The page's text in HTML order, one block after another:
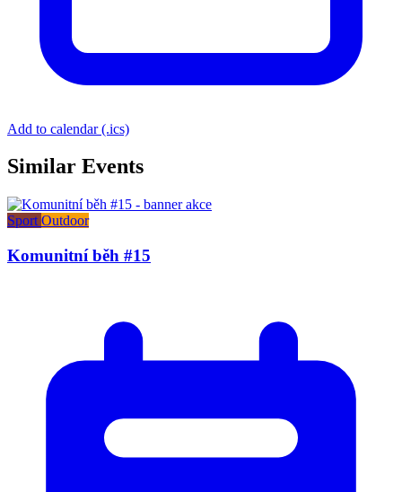
Add to calendar (.ics)
Similar Events
Sport Outdoor
Komunitní běh #15